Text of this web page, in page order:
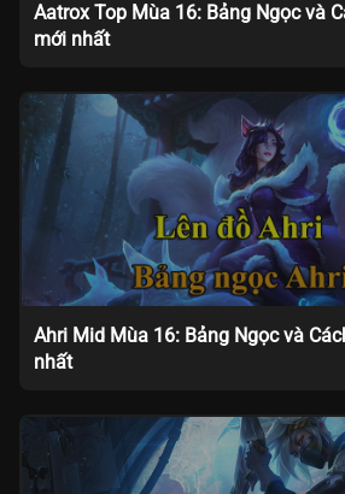
Aatrox Top Mùa 16: Bảng Ngọc và
mới nhất
Ahri Mid Mùa 16: Bảng Ngọc và
nhất